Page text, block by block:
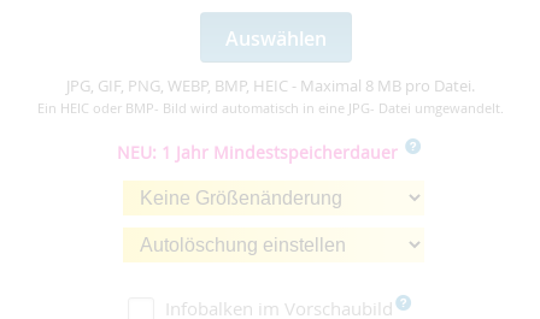
Auswählen
JPG, GIF, PNG, WEBP, BMP, HEIC - Maximal 8 MB pro Datei.
Ein HEIC oder BMP- Bild wird automatisch in eine JPG- Datei umgewandelt.
NEU: 1 Jahr Mindestspeicherdauer
Infobalken im Vorschaubild